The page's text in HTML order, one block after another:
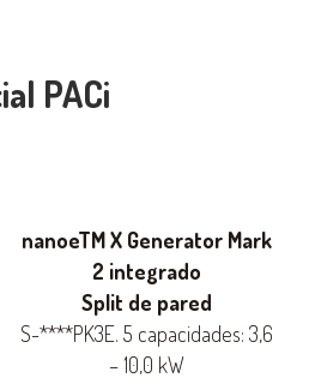
PACi
nanoeTM X Generator Mark
2 integrado
Split de pared
S-****PK3E. 5 capacidades: 3,6
– 10,0 kW